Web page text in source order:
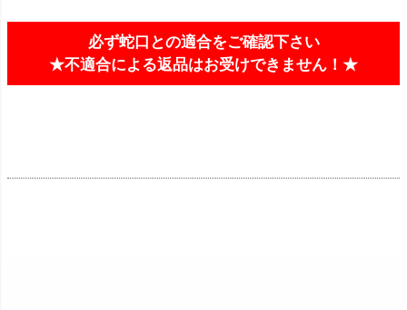
必ず蛇口との適合をご確認下さい
★不適合による返品はお受けできません！★